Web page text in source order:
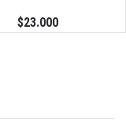
$23.000